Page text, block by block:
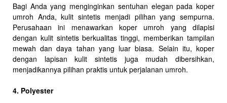
Bagi Anda yang menginginkan sentuhan elegan pada koper
umroh Anda, kulit sintetis menjadi pilihan yang sempurna.
Perusahaan ini menawarkan koper umroh yang dilapisi
dengan kulit sintetis berkualitas tinggi, memberikan tampilan
mewah dan daya tahan yang luar biasa. Selain itu, koper
dengan lapisan kulit sintetis juga mudah dibersihkan,
menjadikannya pilihan praktis untuk perjalanan umroh.
4. Polyester